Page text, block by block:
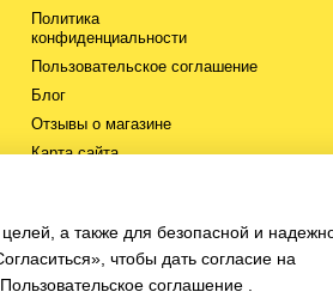
Политика
конфиденциальности
Пользовательское соглашение
Блог
Отзывы о магазине
Карта сайта
а также для безопасной и
чтобы дать согласие на
Пользовательское соглашение